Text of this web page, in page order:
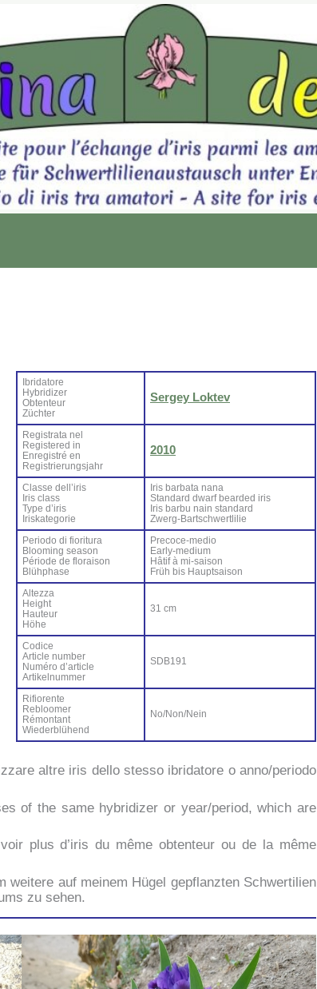
Ibri­da­to­re
Hy­bri­di­zer
Ob­ten­teur
Zü­ch­ter
Ser­gey Lok­tev
Re­gi­stra­ta nel
Re­gi­ste­red in
En­re­gi­stré en
Re­gi­strie­rung­sjahr
2010
Clas­se del­l’i­ris
Iris class
Ty­pe d’i­ris
Iri­ska­te­go­rie
Iris bar­ba­ta na­na
Stan­dard dwarf bear­ded iris
Iris bar­bu nain stan­dard
Zwerg-Bar­ts­ch­wer­tli­lie
Pe­rio­do di fio­ri­tu­ra
Bloo­ming sea­son
Pé­rio­de de flo­rai­son
Blü­h­pha­se
Pre­co­ce-me­dio
Ear­ly-me­dium
Hâ­tif à mi-sai­son
Früh bis Haup­tsai­son
Al­tez­za
Height
Hau­teur
Hö­he
31 cm
Co­di­ce
Ar­ti­cle num­ber
Nu­mé­ro d’ar­ti­cle
Ar­ti­kel­num­mer
SDB191
Ri­fio­ren­te
Re­bloo­mer
Ré­mon­tant
Wie­der­blü­hend
No/Non/Nein
al­tre iris del­lo stes­so ibri­da­to­re o anno/periodo
of the sa­me hy­bri­di­zer or year/period, which are
plus d’i­ris du mê­me ob­ten­teur ou de la mê­me
wei­te­re auf mei­nem Hü­gel ge­p­flanz­ten Sch­wer­ti­lien
zu se­hen.